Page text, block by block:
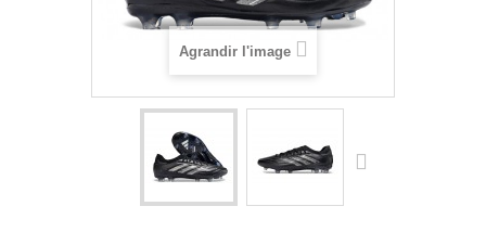
Agrandir l'image